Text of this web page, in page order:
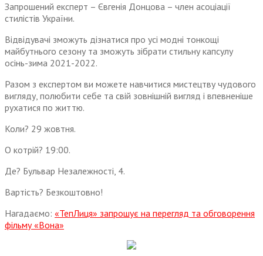
Запрошений експерт – Євгенія Донцова – член асоціації
стилістів України.
Відвідувачі зможуть дізнатися про усі модні тонкощі
майбутнього сезону та зможуть зібрати стильну капсулу
осінь-зима 2021-2022.
Разом з експертом ви можете навчитися мистецтву чудового
вигляду, полюбити себе та свій зовнішній вигляд і впевненіше
рухатися по життю.
Коли? 29 жовтня.
О котрій? 19:00.
Де? Бульвар Незалежності, 4.
Вартість? Безкоштовно!
Нагадаємо: «ТепЛиця» запрошує на перегляд та обговорення
фільму «Вона»